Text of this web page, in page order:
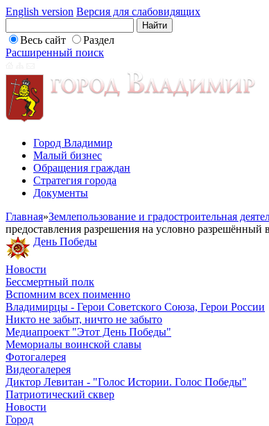
English version Версия для слабовидящих
Весь сайт
Раздел
Расширенный поиск
Город Владимир
Малый бизнес
Обращения граждан
Стратегия города
Документы
Главная»Землепользование и градостроительная
предоставления разрешения на условно разрешённый
День Победы
Новости
Бессмертный полк
Вспомним всех поименно
Владимирцы - Герои Советского Союза, Герои России
Никто не забыт, ничто не забыто
Медиапроект "Этот День Победы"
Мемориалы воинской славы
Фотогалерея
Видеогалерея
Диктор Левитан - "Голос Истории. Голос Победы"
Патриотический сквер
Новости
Город